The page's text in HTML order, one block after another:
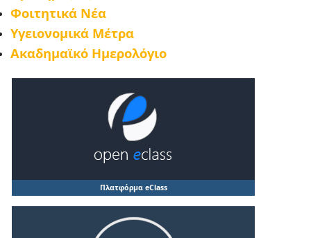
Φοιτητικά Νέα
Υγειονομικά Μέτρα
Ακαδημαϊκό Ημερολόγιο
Πλατφόρμα eClass